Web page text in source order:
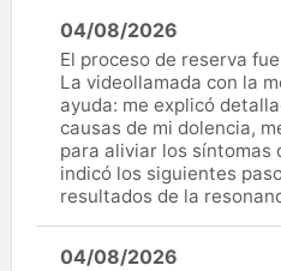
04/08/2026
El proceso de reserva
La videollamada con la
ayuda: me explicó
causas de mi dolencia,
para aliviar los síntomas
indicó los siguientes
resultados de la
04/08/2026